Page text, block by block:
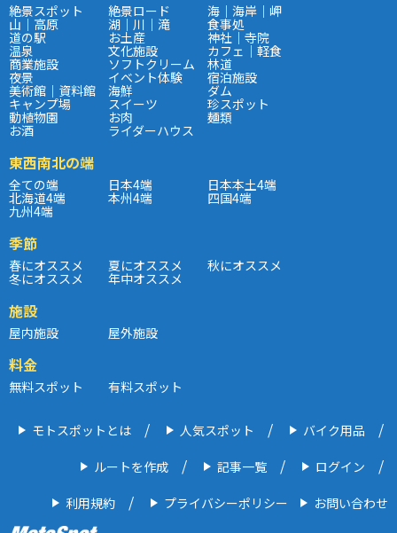
絶景スポット 絶景ロード 海｜海岸｜岬
山｜高原 湖｜川｜滝 食事処
道の駅 お土産 神社｜寺院
温泉 文化施設 カフェ｜軽食
商業施設 ソフトクリーム 林道
夜景 イベント体験 宿泊施設
美術館｜資料館 海鮮 ダム
キャンプ場 スイーツ 珍スポット
動植物園 お肉 麺類
お酒 ライダーハウス
東西南北の端
全ての端 日本4端 日本本土4端
北海道4端 本州4端 四国4端
九州4端
季節
春にオススメ 夏にオススメ 秋にオススメ
冬にオススメ 年中オススメ
施設
屋内施設 屋外施設
料金
無料スポット 有料スポット
モトスポットとは 人気スポット バイク用品
ルートを作成 記事一覧 ログイン
利用規約 プライバシーポリシー
お問い合わせ